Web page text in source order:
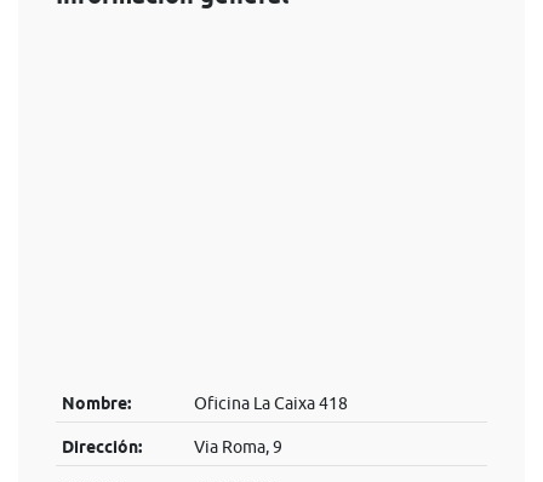
Nombre: Oficina La Caixa 418
Dirección: Via Roma, 9